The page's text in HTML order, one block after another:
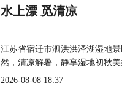
水上漂 觅清凉
江苏省宿迁市泗洪洪泽湖湿地
然，清凉解暑，静享湿地初秋
2026-08-08 18:37